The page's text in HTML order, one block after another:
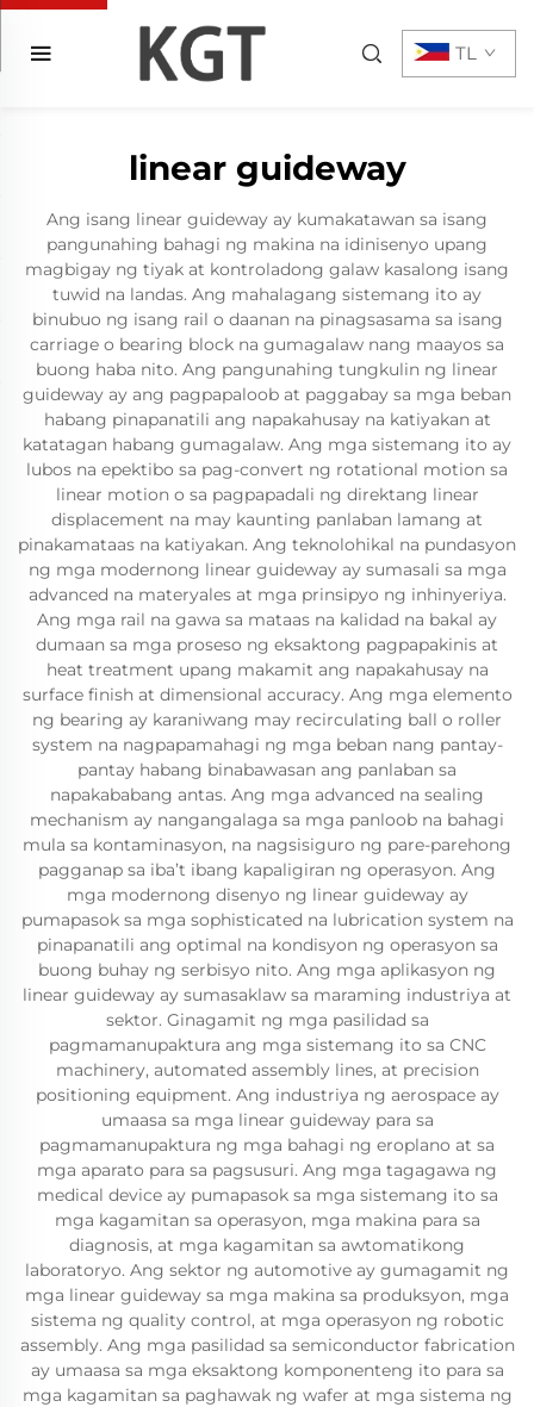
TL
linear guideway
Ang isang linear guideway ay kumakatawan sa isang
pangunahing bahagi ng makina na idinisenyo upang
magbigay ng tiyak at kontroladong galaw kasalong isang
tuwid na landas. Ang mahalagang sistemang ito ay
binubuo ng isang rail o daanan na pinagsasama sa isang
carriage o bearing block na gumagalaw nang maayos sa
buong haba nito. Ang pangunahing tungkulin ng linear
guideway ay ang pagpapaloob at paggabay sa mga beban
habang pinapanatili ang napakahusay na katiyakan at
katatagan habang gumagalaw. Ang mga sistemang ito ay
lubos na epektibo sa pag-convert ng rotational motion sa
linear motion o sa pagpapadali ng direktang linear
displacement na may kaunting panlaban lamang at
pinakamataas na katiyakan. Ang teknolohikal na pundasyon
ng mga modernong linear guideway ay sumasali sa mga
advanced na materyales at mga prinsipyo ng inhinyeriya.
Ang mga rail na gawa sa mataas na kalidad na bakal ay
dumaan sa mga proseso ng eksaktong pagpapakinis at
heat treatment upang makamit ang napakahusay na
surface finish at dimensional accuracy. Ang mga elemento
ng bearing ay karaniwang may recirculating ball o roller
system na nagpapamahagi ng mga beban nang pantay-
pantay habang binabawasan ang panlaban sa
napakababang antas. Ang mga advanced na sealing
mechanism ay nangangalaga sa mga panloob na bahagi
mula sa kontaminasyon, na nagsisiguro ng pare-parehong
pagganap sa iba’t ibang kapaligiran ng operasyon. Ang
mga modernong disenyo ng linear guideway ay
pumapasok sa mga sophisticated na lubrication system na
pinapanatili ang optimal na kondisyon ng operasyon sa
buong buhay ng serbisyo nito. Ang mga aplikasyon ng
linear guideway ay sumasaklaw sa maraming industriya at
sektor. Ginagamit ng mga pasilidad sa
pagmamanupaktura ang mga sistemang ito sa CNC
machinery, automated assembly lines, at precision
positioning equipment. Ang industriya ng aerospace ay
umaasa sa mga linear guideway para sa
pagmamanupaktura ng mga bahagi ng eroplano at sa
mga aparato para sa pagsusuri. Ang mga tagagawa ng
medical device ay pumapasok sa mga sistemang ito sa
mga kagamitan sa operasyon, mga makina para sa
diagnosis, at mga kagamitan sa awtomatikong
laboratoryo. Ang sektor ng automotive ay gumagamit ng
mga linear guideway sa mga makina sa produksyon, mga
sistema ng quality control, at mga operasyon ng robotic
assembly. Ang mga pasilidad sa semiconductor fabrication
ay umaasa sa mga eksaktong komponenteng ito para sa
mga kagamitan sa paghawak ng wafer at mga sistema ng